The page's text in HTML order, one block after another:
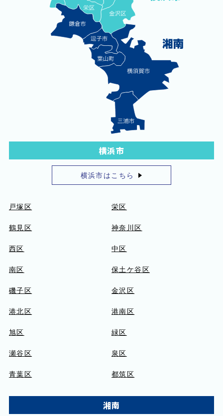
横浜市
横浜市はこちら
戸塚区 栄区
鶴見区 神奈川区
西区 中区
南区 保土ケ谷区
磯子区 金沢区
港北区 港南区
旭区 緑区
瀬谷区 泉区
青葉区 都筑区
湘南